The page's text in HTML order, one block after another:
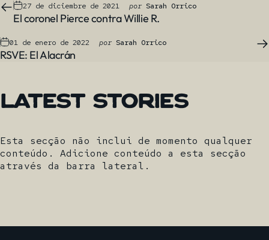
27 de diciembre de 2021 por Sarah Orrico
El coronel Pierce contra Willie R.
01 de enero de 2022 por Sarah Orrico
RSVE: El Alacrán
Latest Stories
Esta secção não inclui de momento qualquer
conteúdo. Adicione conteúdo a esta secção
através da barra lateral.